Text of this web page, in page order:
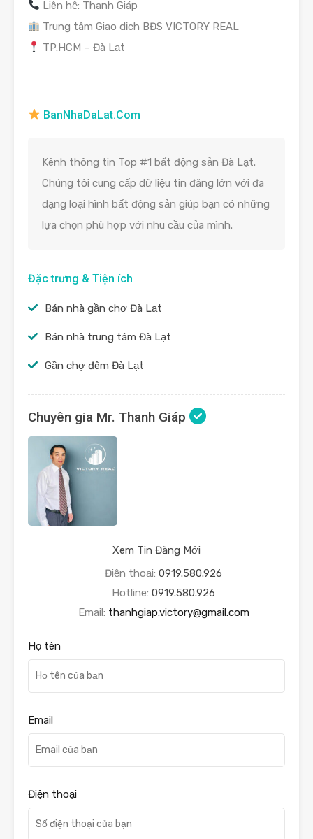
Liên hệ: Thanh Giáp
Trung tâm Giao dịch BĐS VICTORY REAL
TP.HCM – Đà Lạt
BanNhaDaLat.Com
Kênh thông tin Top #1 bất động sản Đà Lạt.
Chúng tôi cung cấp dữ liệu tin đăng lớn với đa
dạng loại hình bất động sản giúp bạn có những
lựa chọn phù hợp với nhu cầu của mình.
Đặc trưng & Tiện ích
Bán nhà gần chợ Đà Lạt
Bán nhà trung tâm Đà Lạt
Gần chợ đêm Đà Lạt
Chuyên gia Mr. Thanh Giáp
Xem Tin Đăng Mới
Điện thoại: 0919.580.926
Hotline: 0919.580.926
Email: thanhgiap.victory@gmail.com
Họ tên
Email
Điện thoại